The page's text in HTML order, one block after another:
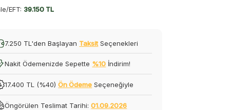
EFT: 39.150 TL
7.250 TL'den Başlayan Taksit Seçenekleri
Nakit Ödemenizde Sepette %10 İndirim!
17.400 TL (%40)Ön Ödeme Seçeneğiyle
Öngörülen Teslimat Tarihi:01.09.2026